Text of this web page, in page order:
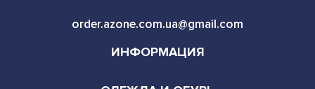
order.azone.com.ua@gmail.com
ИНФОРМАЦИЯ